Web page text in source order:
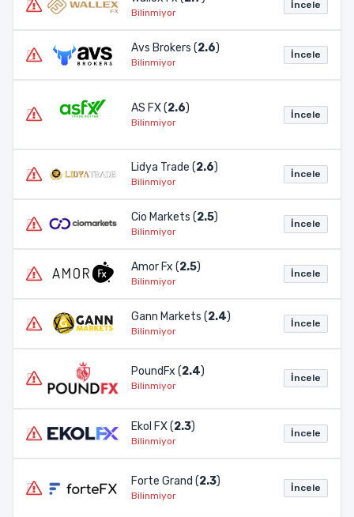
Bilinmiyor
İncele
Avs Brokers (2.6)
Bilinmiyor
İncele
AS FX (2.6)
Bilinmiyor
İncele
Lidya Trade (2.6)
Bilinmiyor
İncele
Cio Markets (2.5)
Bilinmiyor
İncele
Amor Fx (2.5)
Bilinmiyor
İncele
Gann Markets (2.4)
Bilinmiyor
İncele
PoundFx (2.4)
Bilinmiyor
İncele
Ekol FX (2.3)
Bilinmiyor
İncele
Forte Grand (2.3)
Bilinmiyor
İncele